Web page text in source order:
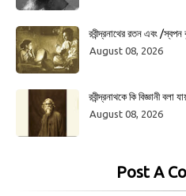
রবীন্দ্রনাথের রতন এবং /স্বপন
August 08, 2026
রবীন্দ্রনাথকে কি বিজ্ঞানী বলা
August 08, 2026
Post A